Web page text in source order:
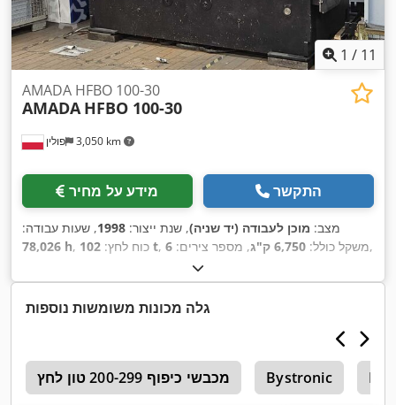
1 / 11
פולין 3,050 km
AMADA HFBO 100-30
AMADA HFBO 100-30
מידע על מחיר התקשר
מצב: מוכן לעבודה (יד שניה), שנת ייצור: 1998, שעות עבודה:
78,026 h
, כוח לחץ: 102 t , משקל כולל: 6,750 ק"ג , מספר צירים: 6 ,
גלה מכונות משומשות נוספות
מכבשי כיפוף 200-299 טון לחץ Bystronic